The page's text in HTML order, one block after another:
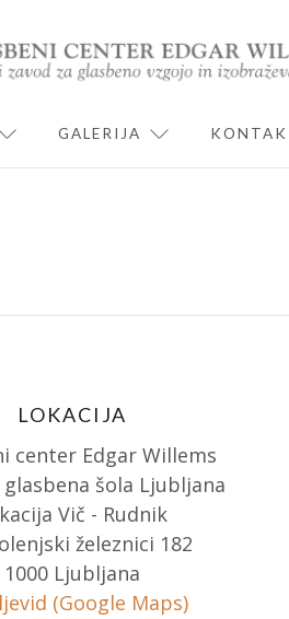
EXPAND CHILD MENU
GALERIJA EXPAND
LOKACIJA
center Edgar Willems
glasbena šola Ljubljana
Vič - Rudnik
železnici 182
1000 Ljubljana
(Google Maps)